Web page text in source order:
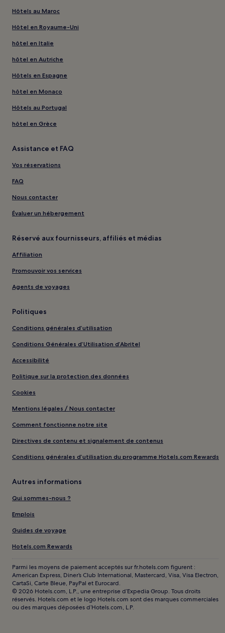
Hôtels au Maroc
Hôtel en Royaume-Uni
hôtel en Italie
hôtel en Autriche
Hôtels en Espagne
hôtel en Monaco
Hôtels au Portugal
hôtel en Grèce
Assistance et FAQ
Vos réservations
FAQ
Nous contacter
Évaluer un hébergement
Réservé aux fournisseurs, affiliés et médias
Affiliation
Promouvoir vos services
Agents de voyages
Politiques
Conditions générales d’utilisation
Conditions Générales d’Utilisation d’Abritel
Accessibilité
Politique sur la protection des données
Cookies
Mentions légales / Nous contacter
Comment fonctionne notre site
Directives de contenu et signalement de contenus
Conditions générales d’utilisation du programme Hotels.com Rewards
Autres informations
Qui sommes-nous ?
Emplois
Guides de voyage
Hotels.com Rewards
Parmi les moyens de paiement acceptés sur fr.hotels.com figurent :
American Express, Diner’s Club International, Mastercard, Visa, Visa Electron,
CartaSi, Carte Bleue, PayPal et Eurocard.
© 2026 Hotels.com, L.P., une entreprise d’Expedia Group. Tous droits
réservés. Hotels.com et le logo Hotels.com sont des marques commerciales
ou des marques déposées d’Hotels.com, L.P.